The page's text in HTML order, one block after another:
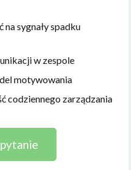
na sygnały spadku
w zespole
motywowania
codziennego zarządzania